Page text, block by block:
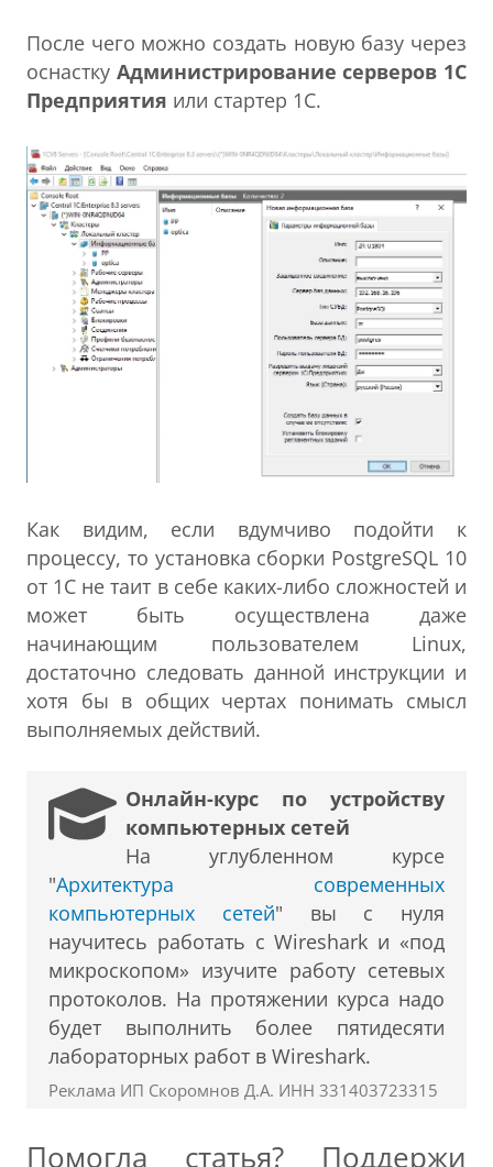
После чего можно создать новую базу через
оснастку Администрирование серверов 1С
Предприятия или стартер 1С.
Как видим, если вдумчиво подойти к
процессу, то установка сборки PostgreSQL 10
от 1С не таит в себе каких-либо сложностей и
может быть осуществлена даже
начинающим пользователем Linux,
достаточно следовать данной инструкции и
хотя бы в общих чертах понимать смысл
выполняемых действий.
Онлайн-курс по устройству
компьютерных сетей
На углубленном курсе
"Архитектура современных
компьютерных сетей" вы с нуля
научитесь работать с Wireshark и «под
микроскопом» изучите работу сетевых
протоколов. На протяжении курса надо
будет выполнить более пятидесяти
лабораторных работ в Wireshark.
Реклама ИП Скоромнов Д.А. ИНН 331403723315
Помогла статья? Поддержи